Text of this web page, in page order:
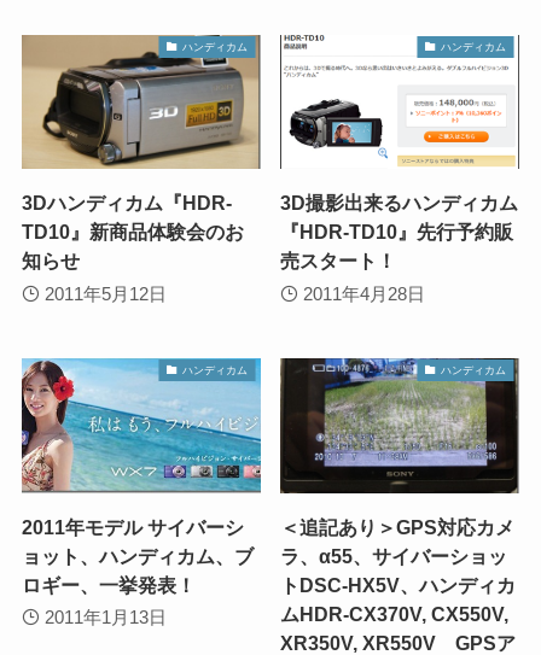
ハンディカム
3Dハンディカム『HDR-
TD10』新商品体験会のお
知らせ
2011年5月12日
ハンディカム
3D撮影出来るハンディカム
『HDR-TD10』先行予約販
売スタート！
2011年4月28日
ハンディカム
2011年モデル サイバーシ
ョット、ハンディカム、ブ
ロギー、一挙発表！
2011年1月13日
ハンディカム
＜追記あり＞GPS対応カメ
ラ、α55、サイバーショッ
トDSC-HX5V、ハンディカ
ムHDR-CX370V, CX550V,
XR350V, XR550V GPSア